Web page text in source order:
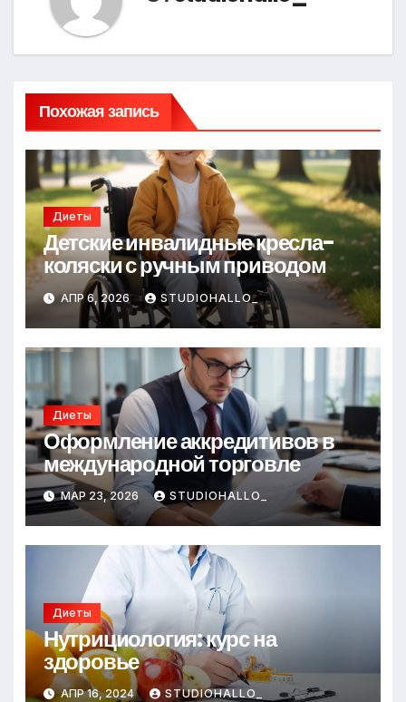
Похожая запись
Диеты
Детские инвалидные кресла-
коляски с ручным приводом
АПР 6, 2026 STUDIOHALLO_
Диеты
Оформление аккредитивов в
международной торговле
МАР 23, 2026 STUDIOHALLO_
Диеты
Нутрициология: курс на
здоровье
АПР 16, 2024 STUDIOHALLO_